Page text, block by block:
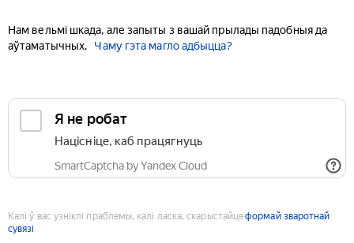
Нам вельмі шкада, але запыты з вашай прылады падобныя да
аўтаматычных.
Чаму гэта магло адбыцца?
Я не робат
Націсніце, каб працягнуць
SmartCaptcha by Yandex Cloud
Калі ў вас узніклі праблемы, калі ласка, скарыстайцеформай зваротнай
сувязі